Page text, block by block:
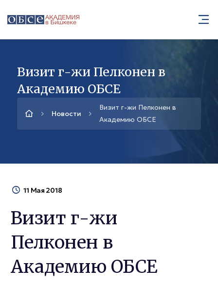
Визит г-жи Пелконен в
Академию ОБСЕ
Новости
Визит г-жи Пелконен в
Академию ОБСЕ
11 Мая 2018
Визит г-жи
Пелконен в
Академию ОБСЕ